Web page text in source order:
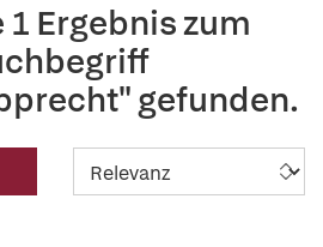
1 Ergebnis zum
gefunden.